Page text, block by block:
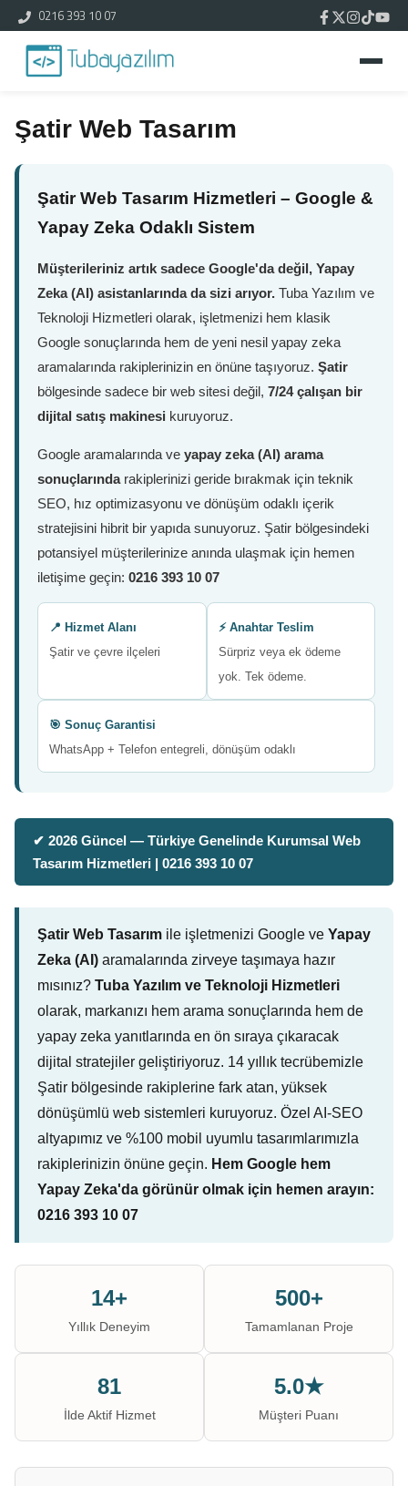
0216 393 10 07
Şatir Web Tasarım
Şatir Web Tasarım Hizmetleri – Google &
Yapay Zeka Odaklı Sistem
Müşterileriniz artık sadece Google'da değil, Yapay
Zeka (AI) asistanlarında da sizi arıyor. Tuba Yazılım ve
Teknoloji Hizmetleri olarak, işletmenizi hem klasik
Google sonuçlarında hem de yeni nesil yapay zeka
aramalarında rakiplerinizin en önüne taşıyoruz. Şatir
bölgesinde sadece bir web sitesi değil, 7/24 çalışan bir
dijital satış makinesi kuruyoruz.
Google aramalarında ve yapay zeka (AI) arama
sonuçlarındarakiplerinizi geride bırakmak için teknik
SEO, hız optimizasyonu ve dönüşüm odaklı içerik
stratejisini hibrit bir yapıda sunuyoruz. Şatir bölgesindeki
potansiyel müşterilerinize anında ulaşmak için hemen
iletişime geçin: 0216 393 10 07
📍 Hizmet Alanı
Şatir ve çevre ilçeleri
⚡ Anahtar Teslim
Sürpriz veya ek ödeme
yok. Tek ödeme.
🎯 Sonuç Garantisi
WhatsApp + Telefon entegreli, dönüşüm odaklı
✔ 2026 Güncel — Türkiye Genelinde Kurumsal Web
Tasarım Hizmetleri | 0216 393 10 07
Şatir Web Tasarım ile işletmenizi Google ve Yapay
Zeka (AI) aramalarında zirveye taşımaya hazır
mısınız? Tuba Yazılım ve Teknoloji Hizmetleri
olarak, markanızı hem arama sonuçlarında hem de
yapay zeka yanıtlarında en ön sıraya çıkaracak
dijital stratejiler geliştiriyoruz. 14 yıllık tecrübemizle
Şatir bölgesinde rakiplerine fark atan, yüksek
dönüşümlü web sistemleri kuruyoruz. Özel AI-SEO
altyapımız ve %100 mobil uyumlu tasarımlarımızla
rakiplerinizin önüne geçin. Hem Google hem
Yapay Zeka'da görünür olmak için hemen arayın:
0216 393 10 07
14+
Yıllık Deneyim
500+
Tamamlanan Proje
81
İlde Aktif Hizmet
5.0★
Müşteri Puanı